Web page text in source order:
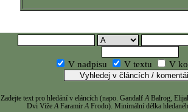
V nadpisu V textu V
Zadejte text pro hledání v eláncích (napo. GandalfA Balrog,
Dvi VižeA FaramirA Frodo). Minimální délka